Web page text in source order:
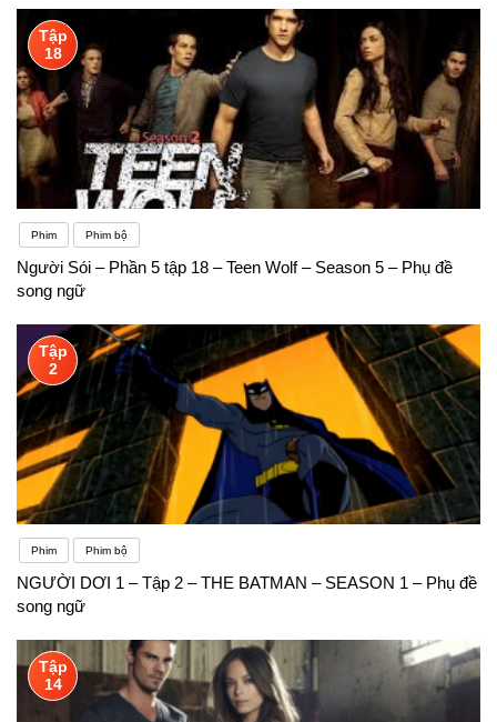
Tập
18
Phim Phim bộ
Người Sói – Phần 5 tập 18 – Teen Wolf – Season 5 – Phụ đề
song ngữ
Tập
2
Phim Phim bộ
NGƯỜI DƠI 1 – Tập 2 – THE BATMAN – SEASON 1 – Phụ đề
song ngữ
Tập
14